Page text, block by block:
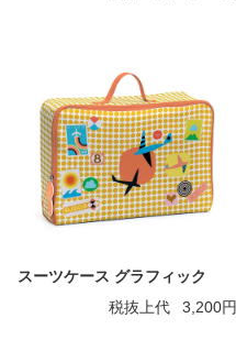
スーツケース グラフィック
税抜上代
3,200円